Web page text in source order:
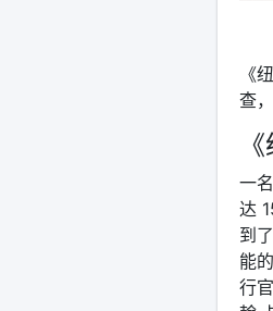
《
查
一
达
到
能
行